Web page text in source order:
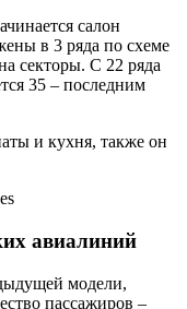
салон
в 3 ряда по схеме
секторы. С 22 ряда
35 – последним
и кухня, также он
авиалиний
модели,
пассажиров –